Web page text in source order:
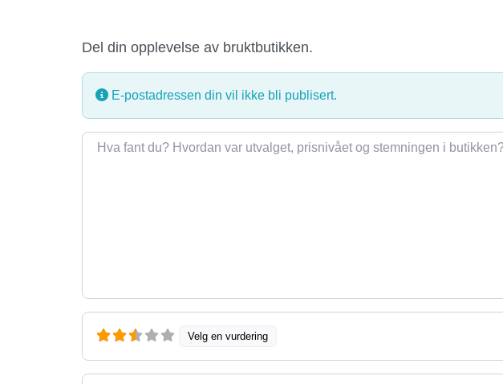
Del din opplevelse av bruktbutikken.
E-postadressen din vil ikke bli publisert.
Omtale
Velg en vurdering